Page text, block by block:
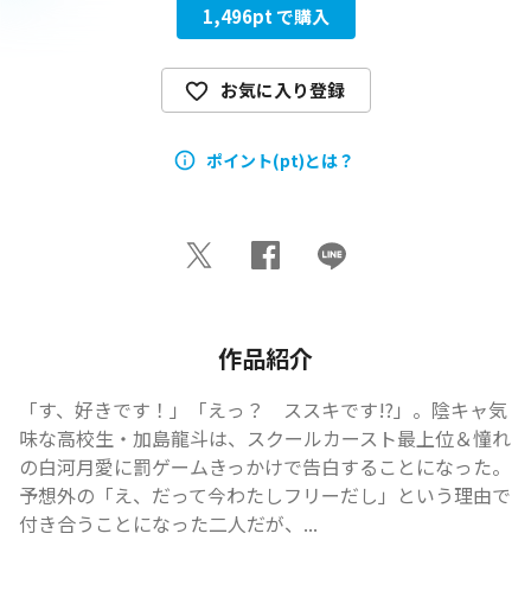
1,496pt で購入
お気に入り登録
ポイント(pt)とは？
作品紹介
「す、好きです！」「えっ？　ススキです!?」。陰キャ気
味な高校生・加島龍斗は、スクールカースト最上位＆憧れ
の白河月愛に罰ゲームきっかけで告白することになった。
予想外の「え、だって今わたしフリーだし」という理由で
付き合うことになった二人だが、...